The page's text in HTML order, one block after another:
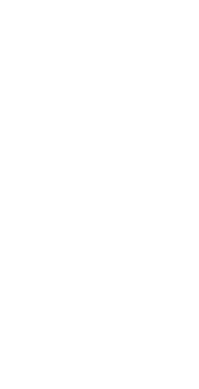
рекламы в
Фотосъемка с